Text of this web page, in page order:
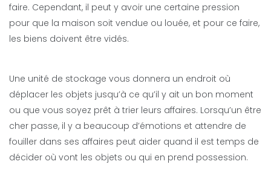
faire. Cependant, il peut y avoir une certaine pression
pour que la maison soit vendue ou louée, et pour ce faire,
les biens doivent être vidés.
Une unité de stockage vous donnera un endroit où
déplacer les objets jusqu’à ce qu’il y ait un bon moment
ou que vous soyez prêt à trier leurs affaires. Lorsqu’un être
cher passe, il y a beaucoup d’émotions et attendre de
fouiller dans ses affaires peut aider quand il est temps de
décider où vont les objets ou qui en prend possession.